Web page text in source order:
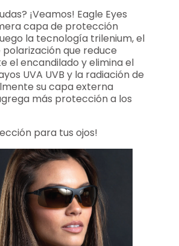
¡Veamos! Eagle Eyes
capa de protección
la tecnología trilenium, el
que reduce
el encandilado y elimina el
UVA UVB y la radiación de
su capa externa
más protección a los
para tus ojos!